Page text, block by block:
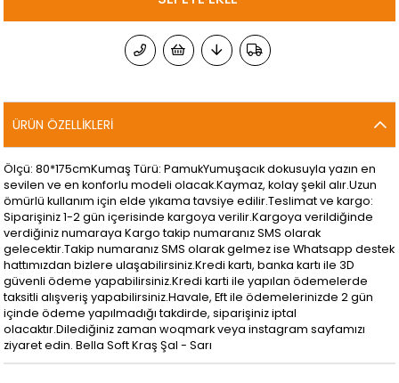
ÜRÜN ÖZELLIKLERI
Ölçü: 80*175cmKumaş Türü: PamukYumuşacık dokusuyla yazın en
sevilen ve en konforlu modeli olacak.Kaymaz, kolay şekil alır.Uzun
ömürlü kullanım için elde yıkama tavsiye edilir.Teslimat ve kargo:
Siparişiniz 1-2 gün içerisinde kargoya verilir.Kargoya verildiğinde
verdiğiniz numaraya Kargo takip numaranız SMS olarak
gelecektir.Takip numaranız SMS olarak gelmez ise Whatsapp destek
hattımızdan bizlere ulaşabilirsiniz.Kredi kartı, banka kartı ile 3D
güvenli ödeme yapabilirsiniz.Kredi karti ile yapılan ödemelerde
taksitli alışveriş yapabilirsiniz.Havale, Eft ile ödemelerinizde 2 gün
içinde ödeme yapılmadığı takdirde, siparişiniz iptal
olacaktır.Dilediğiniz zaman woqmark veya instagram sayfamızı
ziyaret edin. Bella Soft Kraş Şal - Sarı